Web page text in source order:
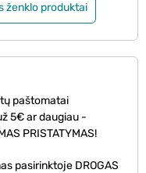
ženklo produktai
paštomatai
5€ ar daugiau -
PRISTATYMAS!
pasirinktoje DROGAS